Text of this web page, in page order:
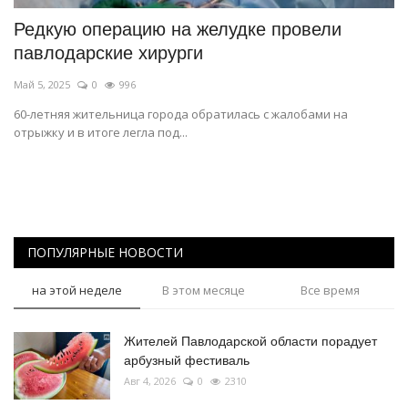
Чек-лист
РАЗВЛЕЧЕНИЯ
OFFICIAL
Қазақша Русский
Редкую операцию на желудке провели
павлодарские хирурги
Май 5, 2025 0 996
60-летняя жительница города обратилась с жалобами на
отрыжку и в итоге легла под...
ПОПУЛЯРНЫЕ НОВОСТИ
на этой неделе В этом месяце Все время
Жителей Павлодарской области порадует
арбузный фестиваль
Авг 4, 2026 0 2310